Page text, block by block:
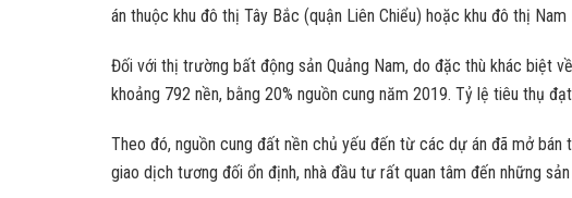
án thuộc khu đô thị Tây Bắc (quận Liên Chiểu) hoặc khu đô thị
Đối với thị trường bất động sản Quảng Nam, do đặc thù khác biệt
khoảng 792 nền, bằng 20% nguồn cung năm 2019. Tỷ lệ tiêu thụ
Theo đó, nguồn cung đất nền chủ yếu đến từ các dự án đã mở
giao dịch tương đối ổn định, nhà đầu tư rất quan tâm đến những